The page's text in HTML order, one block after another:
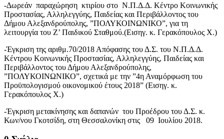
-Δωρεάν παραχώρηση κτιρίου στο Ν.Π.Δ.Δ. Κέντρο Κοινωνικής
Προστασίας, Αλληλεγγύης, Παιδείας και Περιβάλλοντος του
Δήμου Αλεξανδρούπολης, ”ΠΟΛΥΚΟΙΝΩΝΙΚΟ”, για τη
λειτουργία του Ζ’ Παιδικού Σταθμού.(Εισηγ. κ. Γερακόπουλος Χ.)
-Έγκριση της αριθμ.70/2018 Απόφασης του Δ.Σ. του Ν.Π.Δ.Δ.
Κέντρου Κοινωνικής Προστασίας, Αλληλεγγύης, Παιδείας και
Περιβάλλοντος του Δήμου Αλεξανδρούπολης,
”ΠΟΛΥΚΟΙΝΩΝΙΚΟ”, σχετικά με την ”4η Αναμόρφωση του
Προϋπολογισμού οικονομικού έτους 2018” (Εισηγ. κ.
Γερακόπουλος Χ.)
-Έγκριση μετακίνησης και δαπανών του Προέδρου του Δ.Σ. κ.
Κων/νου Γκοτσίδη, στη Θεσσαλονίκη στις 09 Ιουλίου 2018.